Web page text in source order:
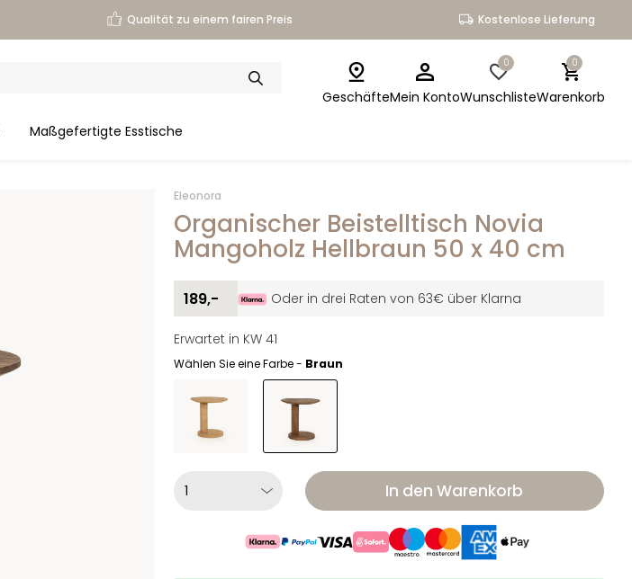
Qualität zu einem fairen Preis Kostenlose Lieferung
Maßgefertigte Esstische
GeschäfteMein Konto
0
Wunschliste
0
Warenkorb
Eleonora
Organischer Beistelltisch Novia
Mangoholz Hellbraun 50 x 40 cm
189,- Oder in drei Raten von 63€ über Klarna
Erwartet in KW 41
Wählen Sie eine Farbe - Braun
In den Warenkorb